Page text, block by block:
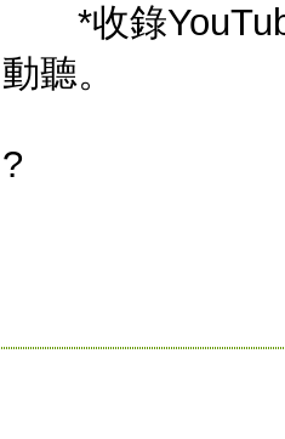
*收錄
動聽。
?